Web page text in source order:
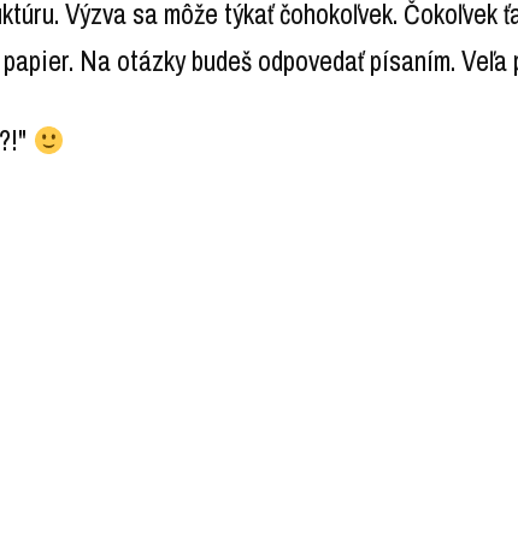
Výzva sa môže týkať čohokoľvek. Čokoľvek
Na otázky budeš odpovedať písaním. Veľa